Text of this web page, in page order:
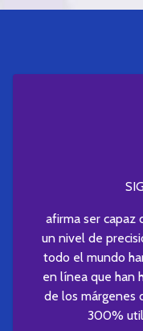
afirma ser capaz
un nivel de
todo el mundo
en línea que han
de los márgenes
300%